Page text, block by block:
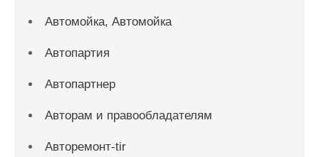
Автомойка, Автомойка
Автопартия
Автопартнер
Авторам и правообладателям
Авторемонт-tir